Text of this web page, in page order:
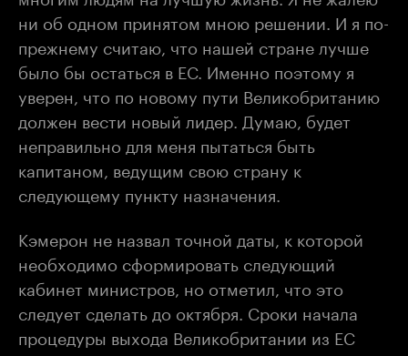
ни об одном принятом мною решении. И я по-
прежнему считаю, что нашей стране лучше
было бы остаться в ЕС. Именно поэтому я
уверен, что по новому пути Великобританию
должен вести новый лидер. Думаю, будет
неправильно для меня пытаться быть
капитаном, ведущим свою страну к
следующему пункту назначения.
Кэмерон не назвал точной даты, к которой
необходимо сформировать следующий
кабинет министров, но отметил, что это
следует сделать до октября. Сроки начала
процедуры выхода Великобритании из ЕС